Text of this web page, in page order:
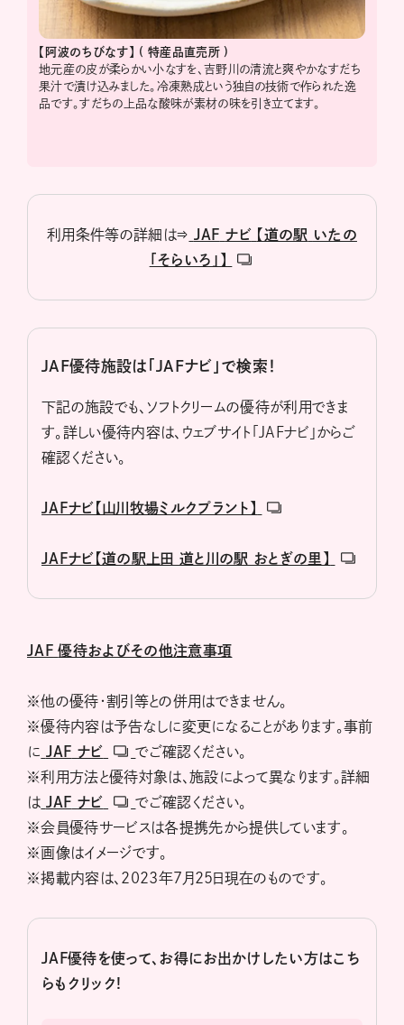
【阿波のちびなす】 ( 特産品直売所 )
地元産の皮が柔らかい小なすを、吉野川の清流と爽やかなすだち
果汁で漬け込みました。冷凍熟成という独自の技術で作られた逸
品です。すだちの上品な酸味が素材の味を引き立てます。
利用条件等の詳細は⇒ JAF ナビ 【道の駅 いたの
「そらいろ」】
JAF優待施設は「JAFナビ」で検索！
下記の施設でも、ソフトクリームの優待が利用できま
す。詳しい優待内容は、ウェブサイト「JAFナビ」からご
確認ください。
JAFナビ【山川牧場ミルクプラント】
JAFナビ【道の駅上田 道と川の駅 おとぎの里】
JAF 優待およびその他注意事項
※他の優待・割引等との併用はできません。
※優待内容は予告なしに変更になることがあります。事前
に
JAF ナビ
でご確認ください。
※利用方法と優待対象は、施設によって異なります。詳細
は JAF ナビ
でご確認ください。
※会員優待サービスは各提携先から提供しています。
※画像はイメージです。
※掲載内容は、2023年7月25日現在のものです。
JAF優待を使って、お得にお出かけしたい方はこち
らもクリック!